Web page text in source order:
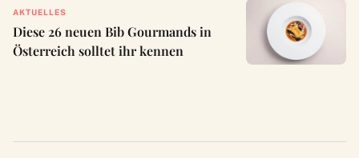
AKTUELLES
Diese 26 neuen Bib Gourmands in
Österreich solltet ihr kennen